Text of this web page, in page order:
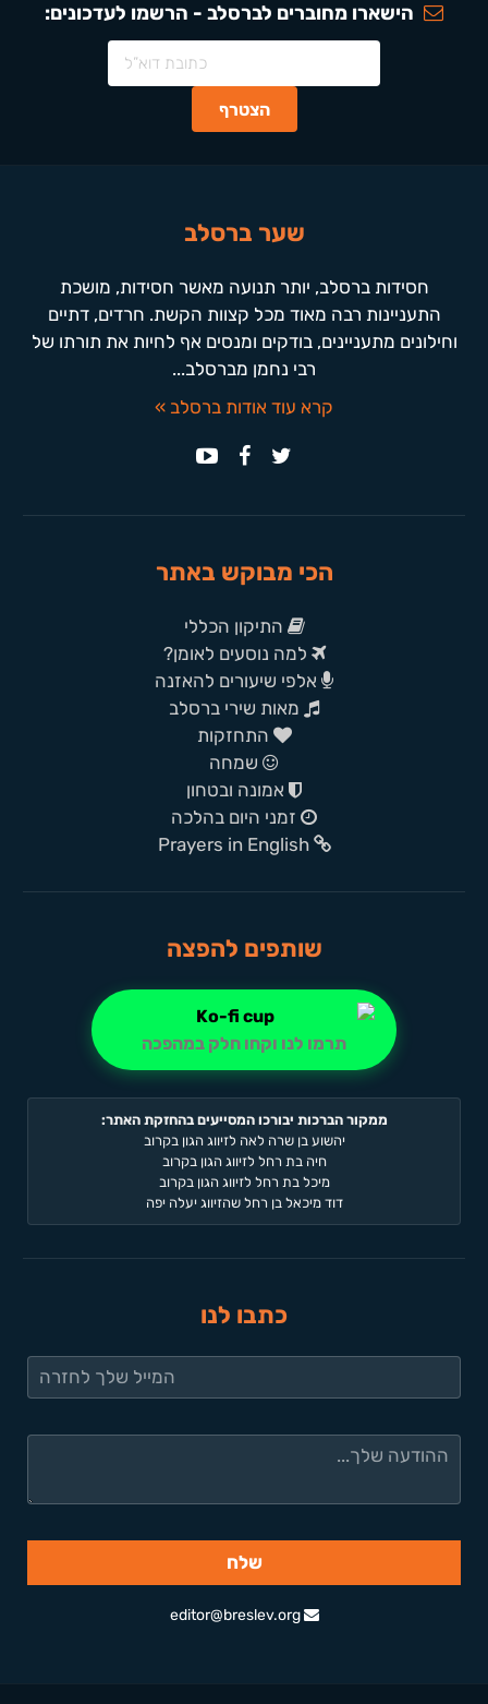
הישארו מחוברים לברסלב - הרשמו לעדכונים:
שער ברסלב
חסידות ברסלב, יותר תנועה מאשר חסידות, מושכת
התעניינות רבה מאוד מכל קצוות הקשת. חרדים, דתיים
וחילונים מתעניינים, בודקים ומנסים אף לחיות את תורתו של
רבי נחמן מברסלב...
קרא עוד אודות ברסלב »
הכי מבוקש באתר
התיקון הכללי
למה נוסעים לאומן?
אלפי שיעורים להאזנה
מאות שירי ברסלב
התחזקות
שמחה
אמונה ובטחון
זמני היום בהלכה
Prayers in English
שותפים להפצה
תרמו לנו וקחו חלק במהפכה
ממקור הברכות יבורכו המסייעים בהחזקת האתר:
יהשוע בן שרה לאה לזיווג הגון בקרוב
חיה בת רחל לזיווג הגון בקרוב
מיכל בת רחל לזיווג הגון בקרוב
דוד מיכאל בן רחל שהזיווג יעלה יפה
כתבו לנו
editor@breslev.org